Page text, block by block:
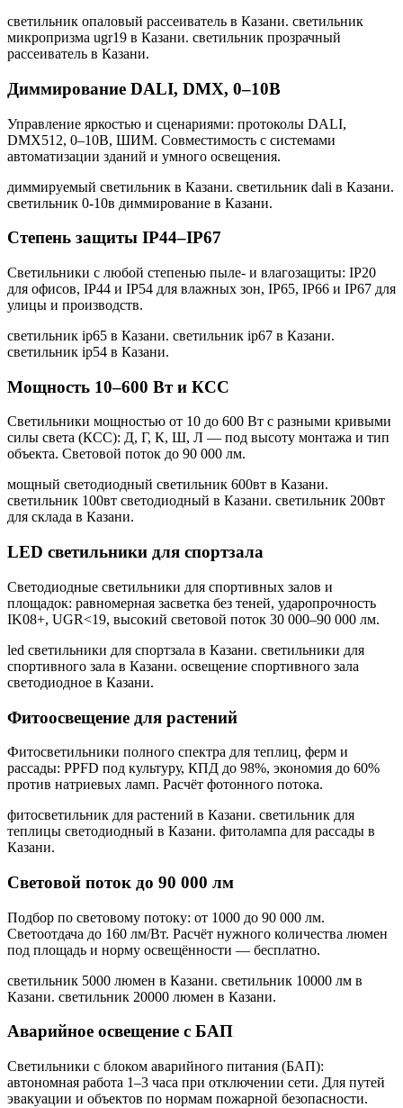
светильник опаловый рассеиватель в Казани. светильник
микропризма ugr19 в Казани. светильник прозрачный
рассеиватель в Казани.
Диммирование DALI, DMX, 0–10В
Управление яркостью и сценариями: протоколы DALI,
DMX512, 0–10В, ШИМ. Совместимость с системами
автоматизации зданий и умного освещения.
диммируемый светильник в Казани. светильник dali в Казани.
светильник 0-10в диммирование в Казани.
Степень защиты IP44–IP67
Светильники с любой степенью пыле- и влагозащиты: IP20
для офисов, IP44 и IP54 для влажных зон, IP65, IP66 и IP67 для
улицы и производств.
светильник ip65 в Казани. светильник ip67 в Казани.
светильник ip54 в Казани.
Мощность 10–600 Вт и КСС
Светильники мощностью от 10 до 600 Вт с разными кривыми
силы света (КСС): Д, Г, К, Ш, Л — под высоту монтажа и тип
объекта. Световой поток до 90 000 лм.
мощный светодиодный светильник 600вт в Казани.
светильник 100вт светодиодный в Казани. светильник 200вт
для склада в Казани.
LED светильники для спортзала
Светодиодные светильники для спортивных залов и
площадок: равномерная засветка без теней, ударопрочность
IK08+, UGR<19, высокий световой поток 30 000–90 000 лм.
led светильники для спортзала в Казани. светильники для
спортивного зала в Казани. освещение спортивного зала
светодиодное в Казани.
Фитоосвещение для растений
Фитосветильники полного спектра для теплиц, ферм и
рассады: PPFD под культуру, КПД до 98%, экономия до 60%
против натриевых ламп. Расчёт фотонного потока.
фитосветильник для растений в Казани. светильник для
теплицы светодиодный в Казани. фитолампа для рассады в
Казани.
Световой поток до 90 000 лм
Подбор по световому потоку: от 1000 до 90 000 лм.
Светоотдача до 160 лм/Вт. Расчёт нужного количества люмен
под площадь и норму освещённости — бесплатно.
светильник 5000 люмен в Казани. светильник 10000 лм в
Казани. светильник 20000 люмен в Казани.
Аварийное освещение с БАП
Светильники с блоком аварийного питания (БАП):
автономная работа 1–3 часа при отключении сети. Для путей
эвакуации и объектов по нормам пожарной безопасности.